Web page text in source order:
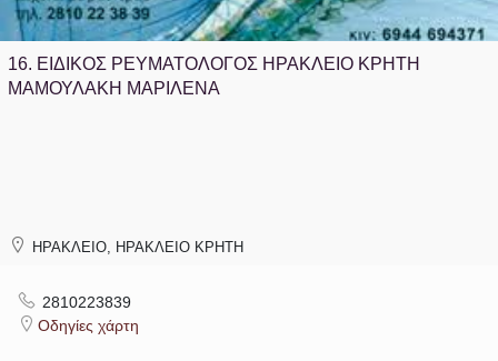
16. ΕΙΔΙΚΟΣ ΡΕΥΜΑΤΟΛΟΓΟΣ ΗΡΑΚΛΕΙΟ ΚΡΗΤΗ
ΜΑΜΟΥΛΑΚΗ ΜΑΡΙΛΕΝΑ
ΗΡΑΚΛΕΙΟ, ΗΡΑΚΛΕΙΟ ΚΡΗΤΗ
2810223839
Οδηγίες χάρτη